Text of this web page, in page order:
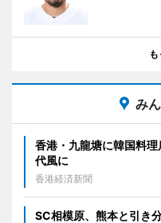
み
香港・九龍塘に韓国料
代風に
香港経済新聞
SC相模原、熊本と引